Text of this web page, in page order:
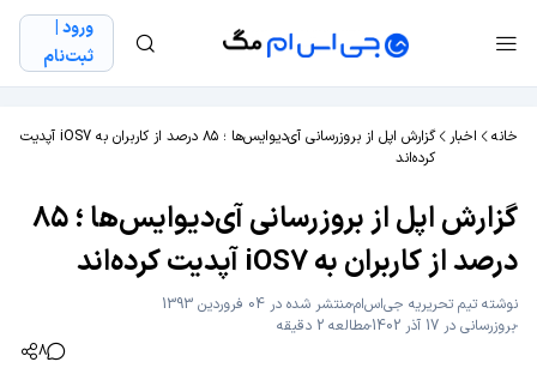
ورود |
ثبت‌نام
خانه اخبار
گزارش اپل از بروزرسانی آی‌دیوایس‌ها ؛ ۸۵ درصد از کاربران به iOS7 آپدیت
کرده‌اند
گزارش اپل از بروزرسانی آی‌دیوایس‌ها ؛ ۸۵
درصد از کاربران به iOS7 آپدیت کرده‌اند
نوشته تیم تحریریه جی‌اس‌اممنتشر شده در 04 فروردین 1393
بروزرسانی در 17 آذر 1402
مطالعه 2 دقیقه
8